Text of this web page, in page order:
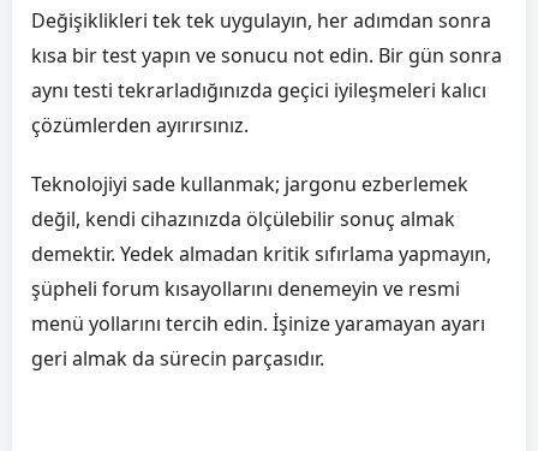
Değişiklikleri tek tek uygulayın, her adımdan sonra
kısa bir test yapın ve sonucu not edin. Bir gün sonra
aynı testi tekrarladığınızda geçici iyileşmeleri kalıcı
çözümlerden ayırırsınız.
Teknolojiyi sade kullanmak; jargonu ezberlemek
değil, kendi cihazınızda ölçülebilir sonuç almak
demektir. Yedek almadan kritik sıfırlama yapmayın,
şüpheli forum kısayollarını denemeyin ve resmi
menü yollarını tercih edin. İşinize yaramayan ayarı
geri almak da sürecin parçasıdır.